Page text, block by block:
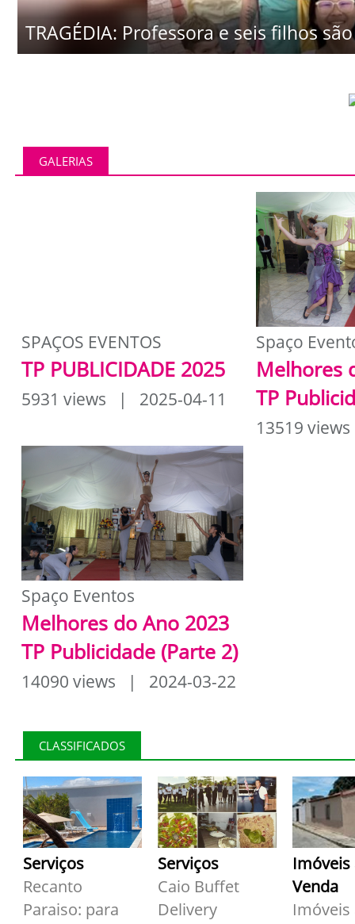
TRAGÉDIA: Professora e seis filhos
GALERIAS
SPAÇOS EVENTOS
TP PUBLICIDADE 2025
5931 views | 2025-04-11
Spaço
Melhores
TP
13519
Spaço Eventos
Melhores do Ano 2023
TP Publicidade (Parte 2)
14090 views | 2024-03-22
CLASSIFICADOS
Serviços
Recanto
Paraiso: para
Serviços
Caio Buffet
Delivery
Imóveis
Venda
Imóveis